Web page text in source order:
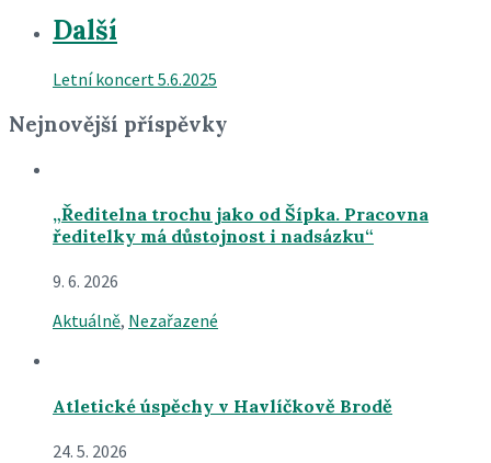
Další
Letní koncert 5.6.2025
Nejnovější příspěvky
„Ředitelna trochu jako od Šípka. Pracovna
ředitelky má důstojnost i nadsázku“
9. 6. 2026
Aktuálně, Nezařazené
Atletické úspěchy v Havlíčkově Brodě
24. 5. 2026